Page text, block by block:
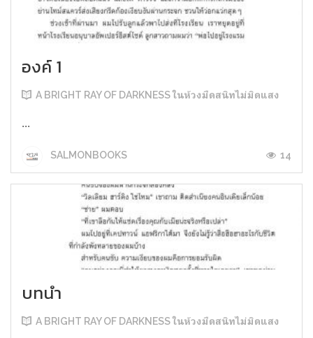
องค์ 1
A BRIGHT RAY OF DARKNESS ในห้วงมืดสนิทไม่มิดแสง
...
SALMONBOOKS 14
บทนำ
A BRIGHT RAY OF DARKNESS ในห้วงมืดสนิทไม่มิดแสง